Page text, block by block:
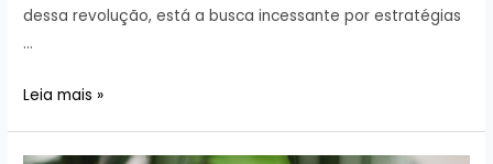
dessa revolução, está a busca incessante por estratégias
…
Negócios
Leia mais »